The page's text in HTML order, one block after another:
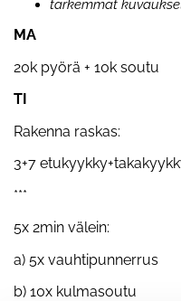
tarkemmat
MA
20k pyörä + 10k soutu
TI
Rakenna raskas:
3+7
***
5x 2min välein:
a) 5x vauhtipunnerrus
b) 10x kulmasoutu